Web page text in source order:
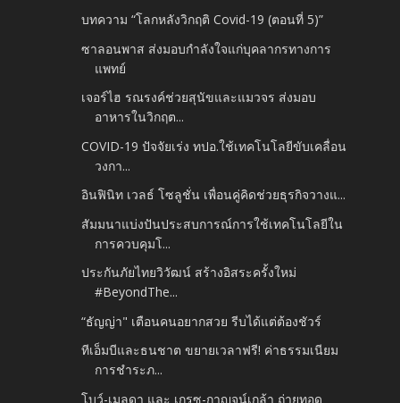
บทความ “โลกหลังวิกฤติ Covid-19 (ตอนที่ 5)”
ซาลอนพาส ส่งมอบกำลังใจแก่บุคลากรทางการ
แพทย์
เจอร์ไฮ รณรงค์ช่วยสุนัขและแมวจร ส่งมอบ
อาหารในวิกฤต...
COVID-19 ปัจจัยเร่ง ทปอ.ใช้เทคโนโลยีขับเคลื่อน
วงกา...
อินฟินิท เวลธ์ โซลูชั่น เพื่อนคู่คิดช่วยธุรกิจวางแ...
สัมมนาแบ่งปันประสบการณ์การใช้เทคโนโลยีใน
การควบคุมโ...
ประกันภัยไทยวิวัฒน์ สร้างอิสระครั้งใหม่
#BeyondThe...
“ธัญญ่า" เตือนคนอยากสวย รีบได้แต่ต้องชัวร์
ทีเอ็มบีและธนชาต ขยายเวลาฟรี! ค่าธรรมเนียม
การชำระภ...
โบว์-เมลดา และ เกรซ-กาญจน์เกล้า ถ่ายทอด